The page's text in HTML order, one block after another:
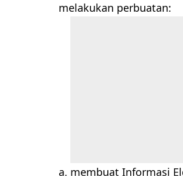
melakukan perbuatan:
a. membuat Informasi